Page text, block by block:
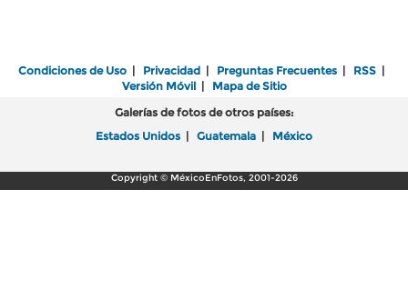
Condiciones de Uso | Privacidad | Preguntas Frecuentes | RSS |
Versión Móvil| Mapa de Sitio
Galerías de fotos de otros países:
Estados Unidos | Guatemala | México
Copyright © MéxicoEnFotos, 2001-2026